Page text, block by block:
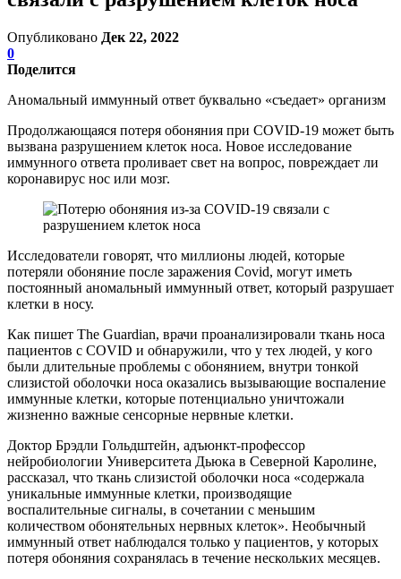
Опубликовано Дек 22, 2022
0
Поделится
Аномальный иммунный ответ буквально «съедает» организм
Продолжающаяся потеря обоняния при COVID-19 может быть
вызвана разрушением клеток носа. Новое исследование
иммунного ответа проливает свет на вопрос, повреждает ли
коронавирус нос или мозг.
Исследователи говорят, что миллионы людей, которые
потеряли обоняние после заражения Covid, могут иметь
постоянный аномальный иммунный ответ, который разрушает
клетки в носу.
Как пишет The Guardian, врачи проанализировали ткань носа
пациентов с COVID и обнаружили, что у тех людей, у кого
были длительные проблемы с обонянием, внутри тонкой
слизистой оболочки носа оказались вызывающие воспаление
иммунные клетки, которые потенциально уничтожали
жизненно важные сенсорные нервные клетки.
Доктор Брэдли Гольдштейн, адъюнкт-профессор
нейробиологии Университета Дьюка в Северной Каролине,
рассказал, что ткань слизистой оболочки носа «содержала
уникальные иммунные клетки, производящие
воспалительные сигналы, в сочетании с меньшим
количеством обонятельных нервных клеток». Необычный
иммунный ответ наблюдался только у пациентов, у которых
потеря обоняния сохранялась в течение нескольких месяцев.